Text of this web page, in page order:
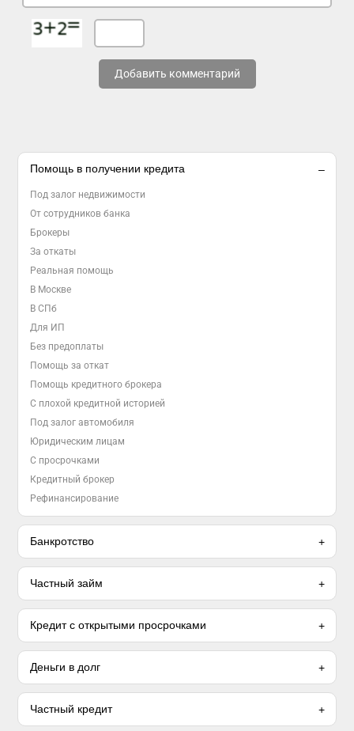
Добавить комментарий
Помощь в получении кредита
Под залог недвижимости
От сотрудников банка
Брокеры
За откаты
Реальная помощь
В Москве
В СПб
Для ИП
Без предоплаты
Помощь за откат
Помощь кредитного брокера
С плохой кредитной историей
Под залог автомобиля
Юридическим лицам
С просрочками
Кредитный брокер
Рефинансирование
Банкротство
Частный займ
Кредит с открытыми просрочками
Деньги в долг
Частный кредит